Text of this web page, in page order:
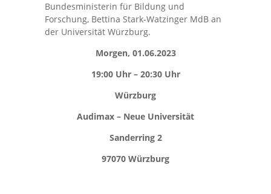
Bundesministerin für Bildung und
Forschung, Bettina Stark-Watzinger MdB an
der Universität Würzburg.
Morgen, 01.06.2023
19:00 Uhr – 20:30 Uhr
Würzburg
Audimax – Neue Universität
Sanderring 2
97070 Würzburg